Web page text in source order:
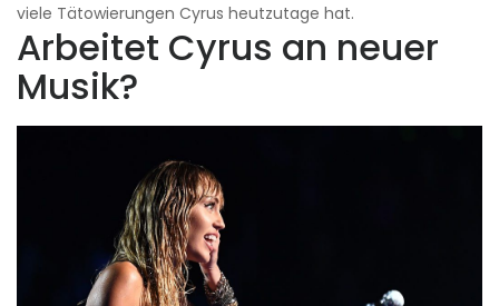
viele Tätowierungen Cyrus heutzutage hat.
Arbeitet Cyrus an neuer
Musik?